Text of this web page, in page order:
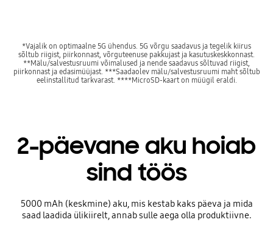
*Vajalik on optimaalne 5G ühendus. 5G võrgu saadavus ja tegelik kiirus
sõltub riigist, piirkonnast, võrguteenuse pakkujast ja kasutuskeskkonnast.
**Mälu/salvestusruumi võimalused ja nende saadavus sõltuvad riigist,
piirkonnast ja edasimüüjast. ***Saadaolev mälu/salvestusruumi maht sõltub
eelinstallitud tarkvarast. ****MicroSD-kaart on müügil eraldi.
2-päevane aku hoiab
sind töös
5000 mAh (keskmine) aku, mis kestab kaks päeva ja mida
saad laadida ülikiirelt, annab sulle aega olla produktiivne.